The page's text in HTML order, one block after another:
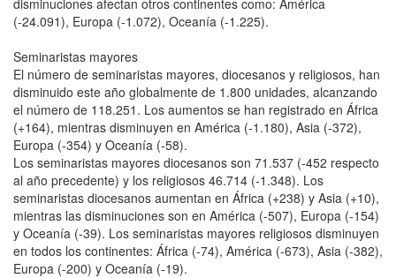
(-24.091), Europa (-1.072), Oceanía (-1.225).
Seminaristas mayores
El número de seminaristas mayores, diocesanos y religiosos, han
disminuido este año globalmente de 1.800 unidades, alcanzando
el número de 118.251. Los aumentos se han registrado en África
(+164), mientras disminuyen en América (-1.180), Asia (-372),
Europa (-354) y Oceanía (-58).
Los seminaristas mayores diocesanos son 71.537 (-452 respecto
al año precedente) y los religiosos 46.714 (-1.348). Los
seminaristas diocesanos aumentan en África (+238) y Asia (+10),
mientras las disminuciones son en América (-507), Europa (-154)
y Oceanía (-39). Los seminaristas mayores religiosos disminuyen
en todos los continentes: África (-74), América (-673), Asia (-382),
Europa (-200) y Oceanía (-19).